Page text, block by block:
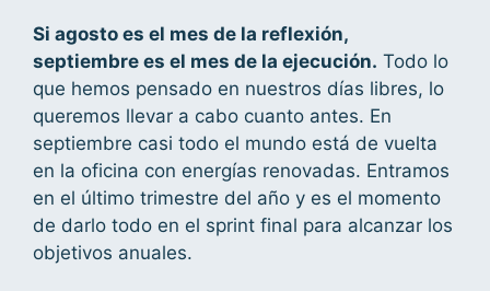
Si agosto es el mes de la reflexión,
septiembre es el mes de la ejecución. Todo lo
que hemos pensado en nuestros días libres, lo
queremos llevar a cabo cuanto antes. En
septiembre casi todo el mundo está de vuelta
en la oficina con energías renovadas. Entramos
en el último trimestre del año y es el momento
de darlo todo en el sprint final para alcanzar los
objetivos anuales.